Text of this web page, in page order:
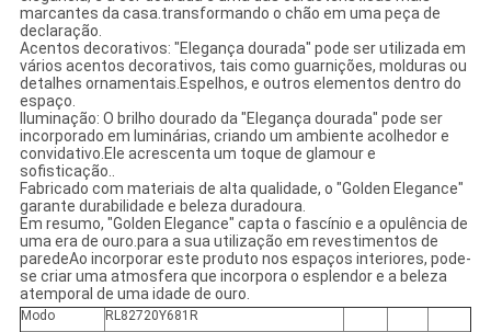
marcantes da casa.transformando o chão em uma peça de
declaração.
Acentos decorativos: "Elegança dourada" pode ser utilizada em
vários acentos decorativos, tais como guarnições, molduras ou
detalhes ornamentais.Espelhos, e outros elementos dentro do
espaço.
Iluminação: O brilho dourado da "Elegança dourada" pode ser
incorporado em luminárias, criando um ambiente acolhedor e
convidativo.Ele acrescenta um toque de glamour e
sofisticação..
Fabricado com materiais de alta qualidade, o "Golden Elegance"
garante durabilidade e beleza duradoura.
Em resumo, "Golden Elegance" capta o fascínio e a opulência de
uma era de ouro.para a sua utilização em revestimentos de
paredeAo incorporar este produto nos espaços interiores, pode-
se criar uma atmosfera que incorpora o esplendor e a beleza
atemporal de uma idade de ouro.
Modo
RL82720Y681R